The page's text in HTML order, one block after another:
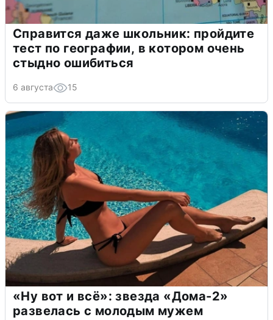
Справится даже школьник: пройдите
тест по географии, в котором очень
стыдно ошибиться
6 августа 15
«Ну вот и всё»: звезда «Дома-2»
развелась с молодым мужем